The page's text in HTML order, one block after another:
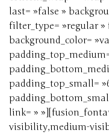
last= »false »
filter_type= »regular »
background_color=
padding_top_small=
link= »
visibility,medium-